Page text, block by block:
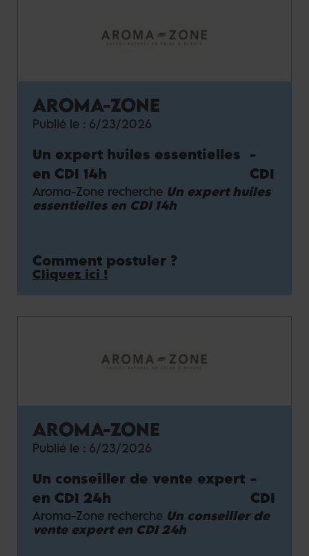
AROMA-ZONE
Publié le : 6/23/2026
Un expert huiles essentielles
en CDI 14h
-
CDI
Aroma-Zone recherche Un expert huiles
essentielles en CDI 14h
Comment postuler ?
Cliquez ici !
AROMA-ZONE
Publié le : 6/23/2026
Un conseiller de vente expert
en CDI 24h
-
CDI
Aroma-Zone recherche Un conseiller de
vente expert en CDI 24h